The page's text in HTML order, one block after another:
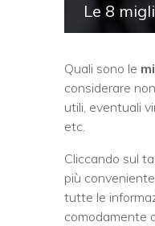
Le 8
Quali sono le
considerare
utili, eventuali
etc.
Cliccando sul
più
tutte le
comodamente